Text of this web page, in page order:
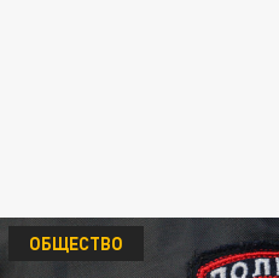
ОБЩЕСТВО